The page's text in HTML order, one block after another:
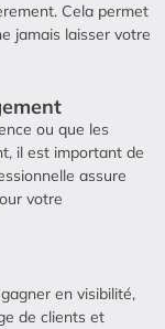
Cela permet
jamais laisser votre
ou que les
il est important de
assure
votre
en visibilité,
de clients et